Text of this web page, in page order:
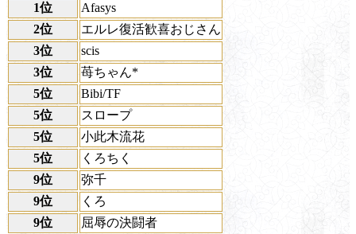
1位
Afasys
2位
エルレ復活歓喜おじさん
3位
scis
3位
苺ちゃん*
5位
Bibi/TF
5位
スロープ
5位
小此木流花
5位
くろちく
9位
弥千
9位
くろ
9位
屈辱の決闘者